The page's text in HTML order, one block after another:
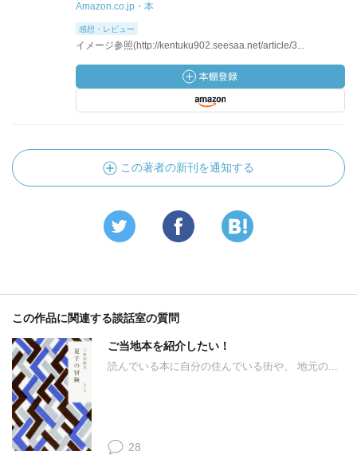
Amazon.co.jp・本
感想・レビュー
イメージ参照(http://kentuku902.seesaa.net/article/3...
この著者の新刊を通知する
この作品に関連する談話室の質問
ご当地本を紹介したい！
読んでいる本に自分の住んでいる街や、 地元の...
28